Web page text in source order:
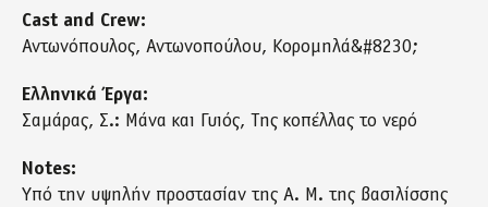
Cast and Crew:
Αντωνόπουλος, Αντωνοπούλου, Κορομηλά&#8230;
Ελληνικά Έργα:
Σαμάρας, Σ.: Μάνα και Γυιός, Της κοπέλλας το νερό
Notes:
Υπό την υψηλήν προστασίαν της Α. Μ. της βασιλίσσης